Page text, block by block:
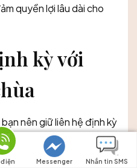
quyền lợi lâu dài cho
kỳ với
nên giữ liên hệ định kỳ
thông tin về tình trạng
hoặc hoạt động Phật sự
điện Messenger Nhắn tin SMS